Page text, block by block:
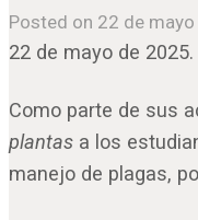
Posted on 22 de
22 de mayo de 2025.
Como parte de sus
plantas a los
manejo de plagas,